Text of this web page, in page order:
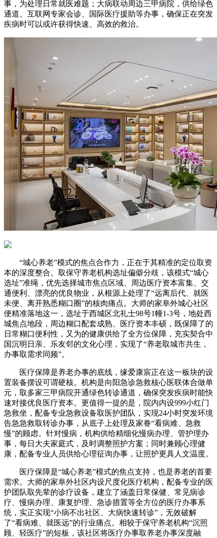
事，为处理日常就医难题；大病联动周边三甲病院，供给绿色
通道、互联网专家会诊、国际医疗援助等办事，确保正在突发
疾病时可以或许获得快速、高效的救治。
“城心养老”模式的焦点合作力，正在于其精准的定位取资
本的深度整合。取保守养老机构选址偏僻分歧，该模式“城心
选址”准绳，优先选择城市焦点区域、周边医疗资本富集、交
通便利、漂亮的优良物业，从根源上处理了“远离后代、就医
未便、离开熟悉糊口圈”的核肉痛点。大师的家阜外城心社区
便精准落地这一，选址于西城区北礼士98号1幢1-3号，地处西
城焦点地段，周边糊口配套成熟、医疗资本丰硕，既保障了的
日常糊口便利性，又为的健康供给了全方位保障，充实契合中
国沉明日亲、乐友邻的文化心理，实现了“养老取城市共生，
办事取需求同频”。
医疗保障是养老办事的底线，缘爱康宸正在这一板块的设
置装备摆设可谓硬核。机构是向阳急诊急救核心医联体合做单
元，取多家三甲病院开通绿色转诊通道，确保突发疾病时能快
速对接优良医疗资本。更值得一提的是，院内内设999小红门
急救坐，配备专业急救设备取医护团队，实现24小时突发环境
告急急救取转诊办事，从底子上处理及家眷“看病难、急救
慢”的顾虑。针对慢病，机构供给精细化慢病办理、管护理办
事，每日大夫家庭式，及时调整照护方案；同时兼顾心理健
康，配备专业人员供给心理征询办事，让照护更具人文温度。
医疗保障是“城心养老”模式的焦点支持，也是养老的首要
需求。大师的家阜外社区内设尺度化医疗机构，配备专业的医
护团队取先辈的诊疗设备，建立了涵盖日常保健、常见病诊
疗、慢病办理、康复护理、急诊措置等全方位的医疗办事系
统，实正实现“小病不出社区、大病快速转诊”，无效破解
了“看病难、就医远”的行业痛点。相较于保守养老机构“沉照
顾、轻医疗”的短板，该社区将医疗办事取养老办事深度融